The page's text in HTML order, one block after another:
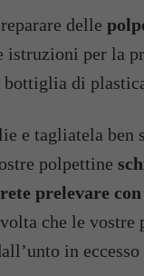
delle
per la
bottiglia di
e tagliatela ben
polpettine
prelevare
che le
in